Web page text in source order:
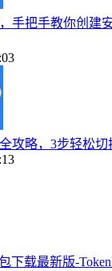
手把手教你创建
攻略，3步轻松
下载最新版-